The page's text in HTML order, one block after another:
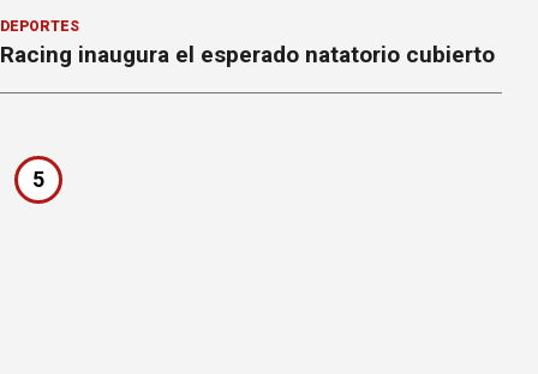
DEPORTES
Racing inaugura el esperado natatorio cubierto
5